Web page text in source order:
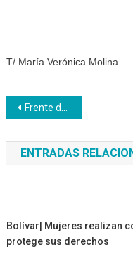
T/ María Verónica Molina.
Navegación
de
entradas
Frente de Mujeres de Inces Barinas participan en actividades conmemorativas al día Internacional de la Mujer
ENTRADAS
Bolívar| Mujeres realizan
protege sus derechos